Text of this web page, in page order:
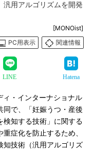
汎用アルゴリズムを開発
[MONOist]
PC用表示
関連情報
LINE Hatena
・インターナショナル
同で、「妊娠うつ・産後
検知する技術」に関する
症化を防止するため、
知技術（汎用アルゴリズ